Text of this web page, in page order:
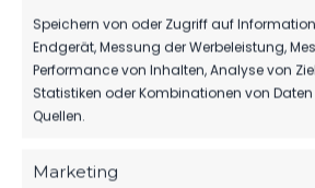
Speichern von oder Zugriff auf
Endgerät, Messung der Werbeleistung,
Performance von Inhalten, Analyse von
Statistiken oder Kombinationen von
Quellen.
Marketing
SO.., 08.
OKT.
2023
13:00
Uhr
BFC
Dynamo
vs. FSV
SO.., 21.